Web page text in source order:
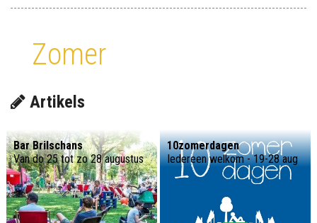
Zomer
Artikels
Bar Brilschans
Van do 25 tot zo 28 augustus
10zomerdagen
Iedereen welkom - 19-28 aug